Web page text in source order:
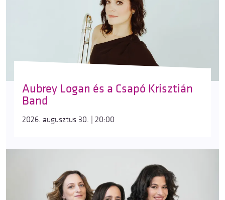
Aubrey Logan és a Csapó Krisztián
Band
2026. augusztus 30. | 20:00